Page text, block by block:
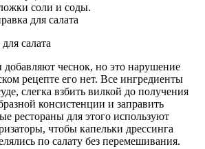
соли и соды.
чеснок, но это нарушение
рецепте его нет. Все ингредиенты
слегка взбить вилкой до получения
консистенции и заправить
рестораны для этого используют
чтобы капельки дрессинга
по салату без перемешивания.